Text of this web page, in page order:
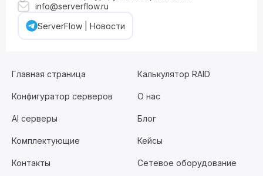
info@serverflow.ru
ServerFlow | Новости
Главная страница Калькулятор RAID
Конфигуратор серверов О нас
AI серверы Блог
Комплектующие Кейсы
Контакты Сетевое оборудование